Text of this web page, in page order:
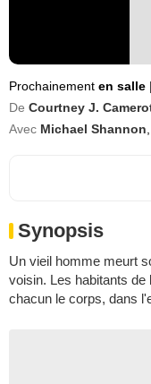
Prochainement en salle |
De Courtney J.
Avec Michael Shannon
Synopsis
Un vieil homme meurt
voisin. Les habitants
chacun le corps, dans